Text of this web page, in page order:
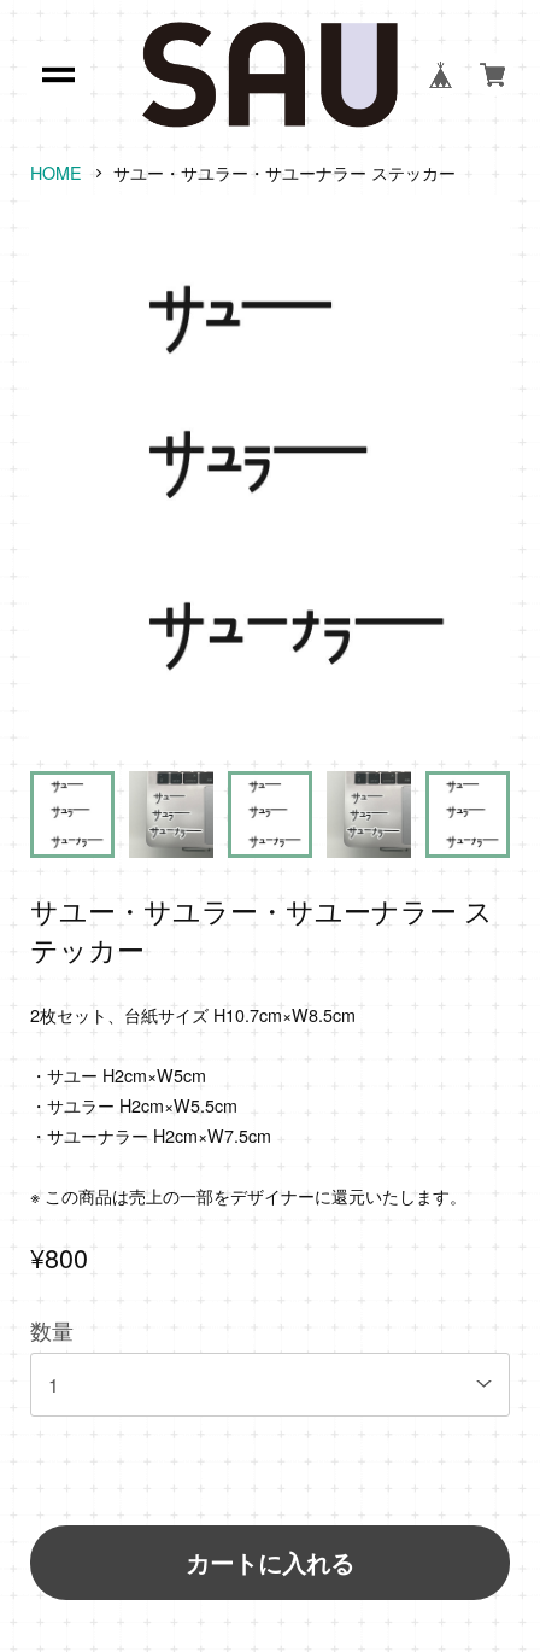
HOME サユー・サユラー・サユーナラー ステッカー
サユー・サユラー・サユーナラー ス
テッカー
2枚セット、台紙サイズ H10.7cm×W8.5cm
・サユー H2cm×W5cm
・サユラー H2cm×W5.5cm
・サユーナラー H2cm×W7.5cm
※ この商品は売上の一部をデザイナーに還元いたします。
¥800
数量
カートに入れる